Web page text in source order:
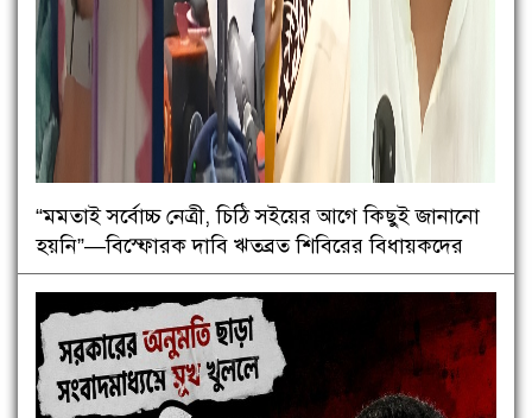
“মমতাই সর্বোচ্চ নেত্রী, চিঠি সইয়ের আগে কিছুই জানানো
হয়নি”—বিস্ফোরক দাবি ঋতব্রত শিবিরের বিধায়কদের